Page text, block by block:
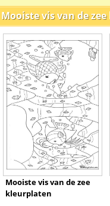
Mooiste vis van de
Mooiste vis van de zee
kleurplaten